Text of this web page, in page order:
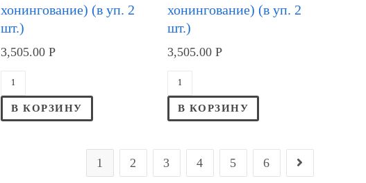
хонингование) (в уп. 2
шт.)
3,505.00Р
В КОРЗИНУ
хонингование) (в уп. 2
шт.)
3,505.00 Р
В КОРЗИНУ
1 2 3 4 5 6